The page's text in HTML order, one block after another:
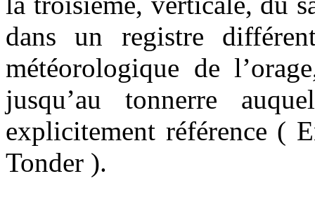
dans un registre
météorologique de
jusqu’au tonnerre
explicitement référence (
Tonder ).